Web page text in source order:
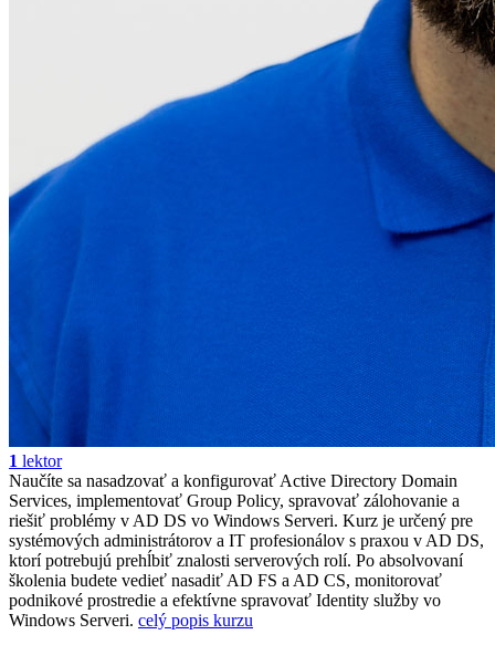
1 lektor
Naučíte sa nasadzovať a konfigurovať Active Directory Domain
Services, implementovať Group Policy, spravovať zálohovanie a
riešiť problémy v AD DS vo Windows Serveri. Kurz je určený pre
systémových administrátorov a IT profesionálov s praxou v AD DS,
ktorí potrebujú prehĺbiť znalosti serverových rolí. Po absolvovaní
školenia budete vedieť nasadiť AD FS a AD CS, monitorovať
podnikové prostredie a efektívne spravovať Identity služby vo
Windows Serveri. celý popis kurzu